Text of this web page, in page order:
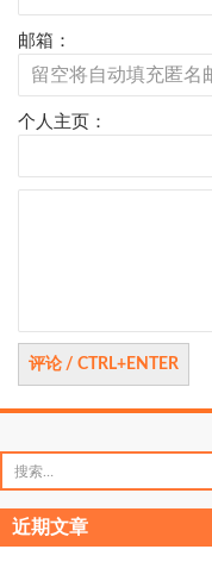
邮箱：
个人主页：
索：
近期文章